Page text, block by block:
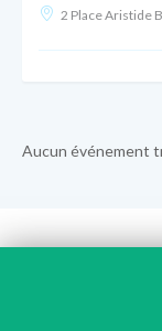
2 Place Aristide
Aucun événement